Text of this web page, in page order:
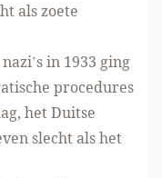
als zoete
in 1933 ging
procedures
het Duitse
slecht als het